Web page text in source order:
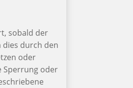
sobald der
dies durch den
oder
Sperrung oder